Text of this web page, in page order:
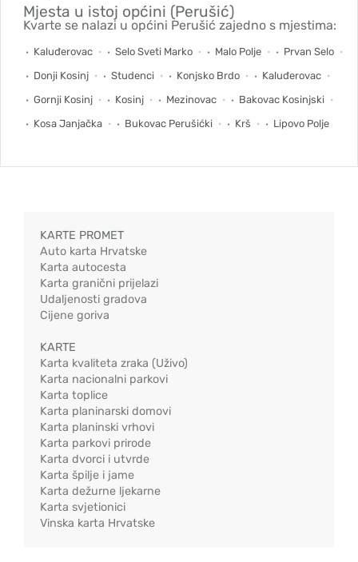
Mjesta u istoj općini (Perušić)
Kvarte se nalazi u općini Perušić zajedno s mjestima:
Kaluđerovac Selo Sveti Marko Malo Polje
Prvan Selo
Donji Kosinj
Studenci Konjsko Brdo
Kaluđerovac
Gornji Kosinj
Kosinj Mezinovac
Bakovac Kosinjski
Kosa Janjačka
Bukovac Perušićki Krš Lipovo Polje
KARTE PROMET
Auto karta Hrvatske
Karta autocesta
Karta granični prijelazi
Udaljenosti gradova
Cijene goriva
KARTE
Karta kvaliteta zraka (Uživo)
Karta nacionalni parkovi
Karta toplice
Karta planinarski domovi
Karta planinski vrhovi
Karta parkovi prirode
Karta dvorci i utvrde
Karta špilje i jame
Karta dežurne ljekarne
Karta svjetionici
Vinska karta Hrvatske